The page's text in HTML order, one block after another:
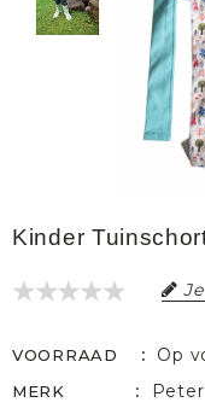
Kinder
VOORRAAD Op
MERK